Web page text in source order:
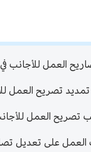
العمل للأجانب
تصريح العمل
تصريح العمل
على تعديل